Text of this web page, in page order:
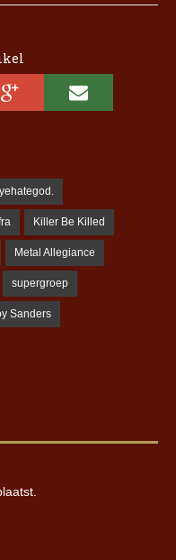
Killer Be Killed
Metal Allegiance
supergroep
Sanders